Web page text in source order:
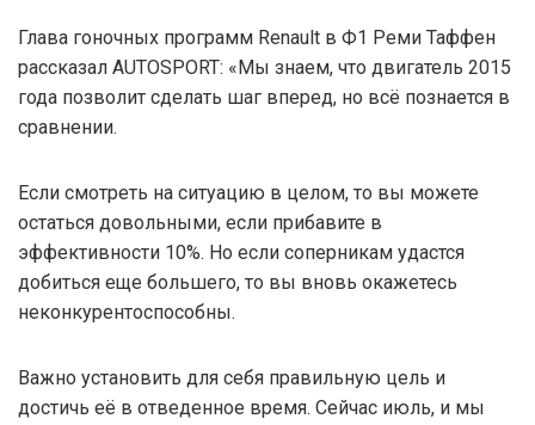
Глава гоночных программ Renault в Ф1 Реми Таффен
рассказал AUTOSPORT: «Мы знаем, что двигатель 2015
года позволит сделать шаг вперед, но всё познается в
сравнении.
Если смотреть на ситуацию в целом, то вы можете
остаться довольными, если прибавите в
эффективности 10%. Но если соперникам удастся
добиться еще большего, то вы вновь окажетесь
неконкурентоспособны.
Важно установить для себя правильную цель и
достичь её в отведенное время. Сейчас июль, и мы